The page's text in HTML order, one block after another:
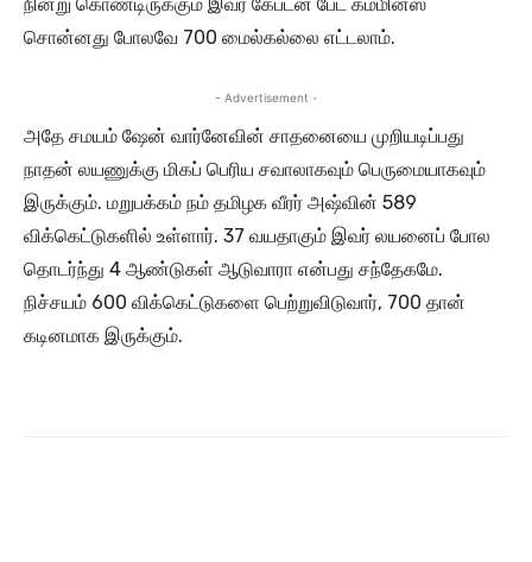
சொன்னது போலவே 700 மைல்கல்லை எட்டலாம்.
- Advertisement -
அதே சமயம் ஷேன் வார்னேவின் சாதனையை முறியடிப்பது
நாதன் லயணுக்கு மிகப் பெரிய சவாலாகவும் பெருமையாகவும்
இருக்கும். மறுபக்கம் நம் தமிழக வீரர் அஷ்வின் 589
விக்கெட்டுகளில் உள்ளார். 37 வயதாகும் இவர் லயனைப் போல
தொடர்ந்து 4 ஆண்டுகள் ஆடுவாரா என்பது சந்தேகமே.
நிச்சயம் 600 விக்கெட்டுகளை பெற்றுவிடுவார், 700 தான்
கடினமாக இருக்கும்.